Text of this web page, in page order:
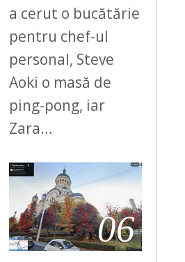
a cerut o bucătărie
pentru chef-ul
personal, Steve
Aoki o masă de
ping-pong, iar
Zara…
06